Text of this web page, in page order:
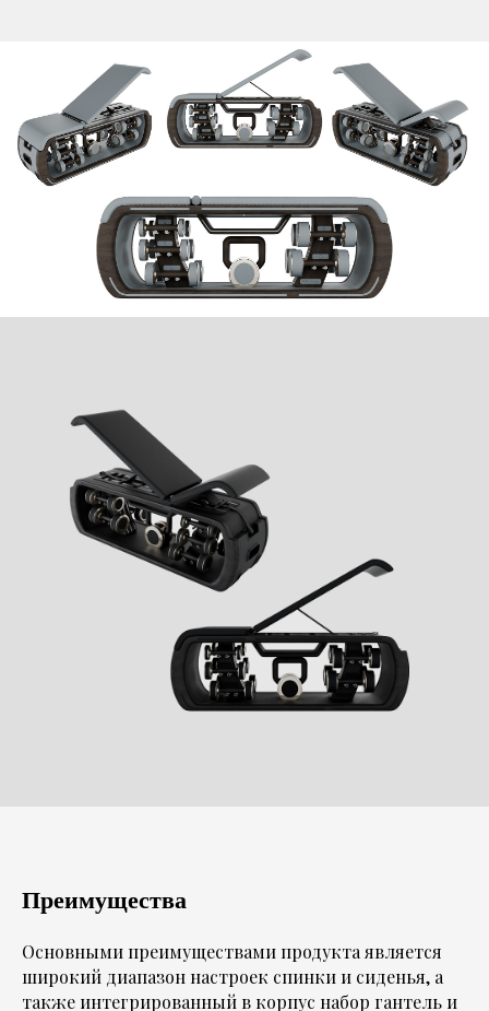
Преимущества
Основными преимуществами продукта является
широкий диапазон настроек спинки и сиденья, а
также интегрированный в корпус набор гантель и